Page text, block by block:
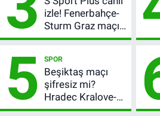
izle! Fenerbahçe-
Sturm Graz maçı
nasıl izlenir?
5 SPOR
Beşiktaş maçı
şifresiz mi?
Hradec Kralove-
Beşiktaş hangi